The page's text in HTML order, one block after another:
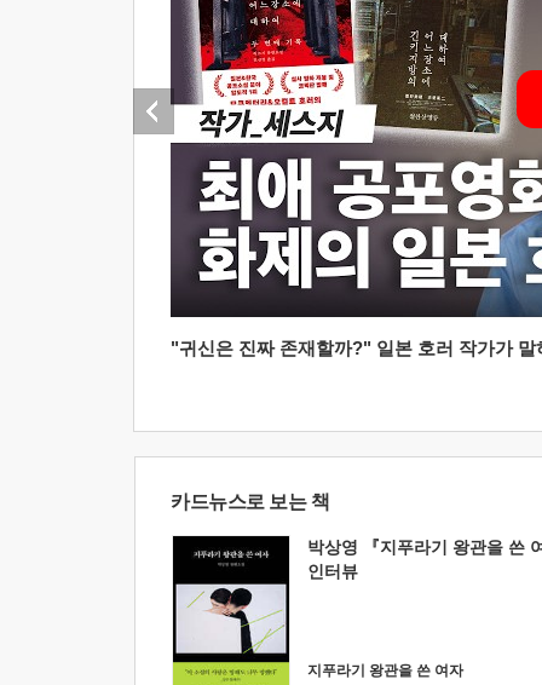
"귀신은 진짜 존재할까?" 일본 호러 작가가
카드뉴스로 보는 책
박상영 『지푸라기 왕관을 쓴
인터뷰
지푸라기 왕관을 쓴 여자